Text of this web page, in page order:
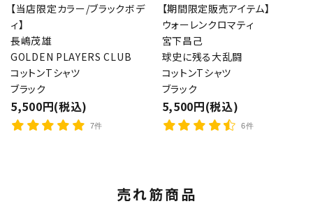
【当店限定カラー/ブラックボデ
ィ】
長嶋茂雄
GOLDEN PLAYERS CLUB
コットンTシャツ
ブラック
5,500円(税込)
7件
【期間限定販売アイテム】
ウォーレンクロマティ
宮下昌己
球史に残る大乱闘
コットンTシャツ
ブラック
5,500円(税込)
6件
売れ筋商品